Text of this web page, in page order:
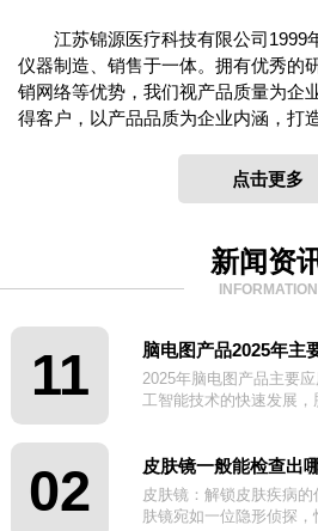
江苏锦源医疗科技有限公司1999年
仪器制造、销售于一体。拥有优秀的
销网络等优势，我们视产品质量为企
得客户，以产品品质为企业内涵，打造
点击更多
新闻资
INFORMATION
11 脑电图产品2025年主
2025年脑电图产品主要
工智能技术的快速发展
02 皮肤镜一般能检查出
皮肤镜：解锁皮肤疾病
肤镜宛如一位隐形侦探，